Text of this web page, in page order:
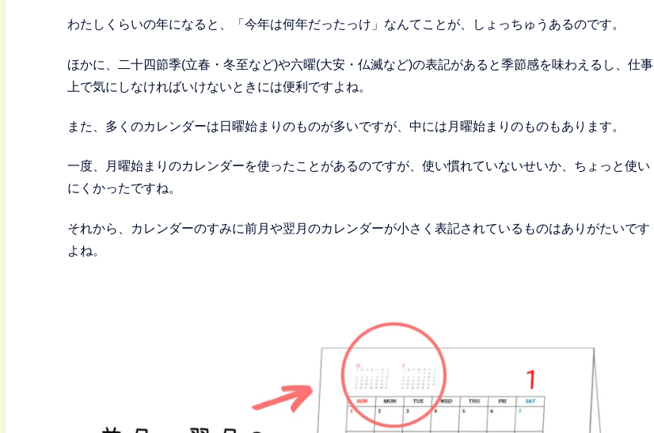
わたしくらいの年になると、「今年は何年だったっけ」なんてことが、しょっちゅうあるのです。
ほかに、二十四節季(立春・冬至など)や六曜(大安・仏滅など)の表記があると季節感を味わえるし、仕事
上で気にしなければいけないときには便利ですよね。
また、多くのカレンダーは日曜始まりのものが多いですが、中には月曜始まりのものもあります。
一度、月曜始まりのカレンダーを使ったことがあるのですが、使い慣れていないせいか、ちょっと使い
にくかったですね。
それから、カレンダーのすみに前月や翌月のカレンダーが小さく表記されているものはありがたいです
よね。